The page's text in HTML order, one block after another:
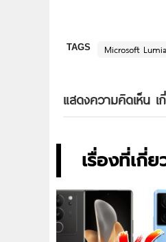
TAGS Microsoft
แสดงความคิดเห็น
เรื่องที่เกี่